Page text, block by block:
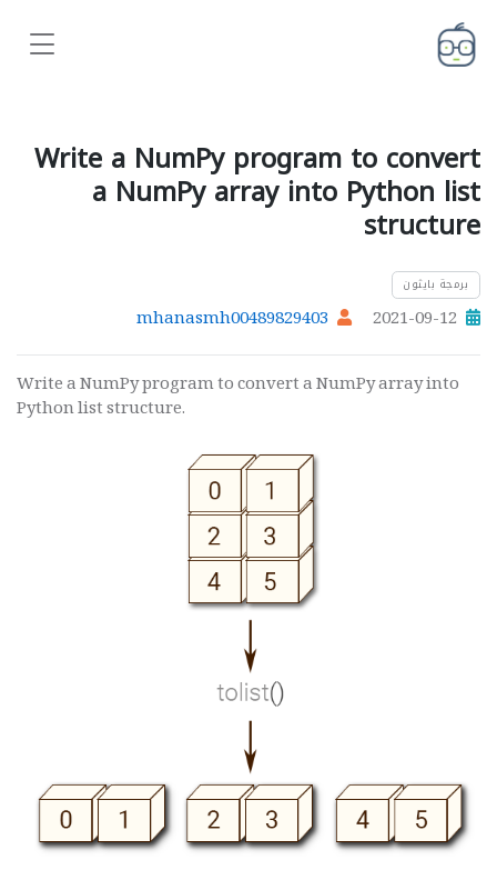
Write a NumPy program to convert
a NumPy array into Python list
structure
برمجة بايثون
2021-09-12
mhanasmh00489829403
Write a NumPy program to convert a NumPy array into
Python list structure.